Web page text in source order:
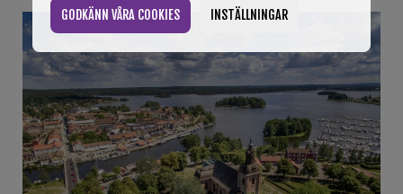
GODKÄNN VÅRA COOKIES INSTÄLLNINGAR